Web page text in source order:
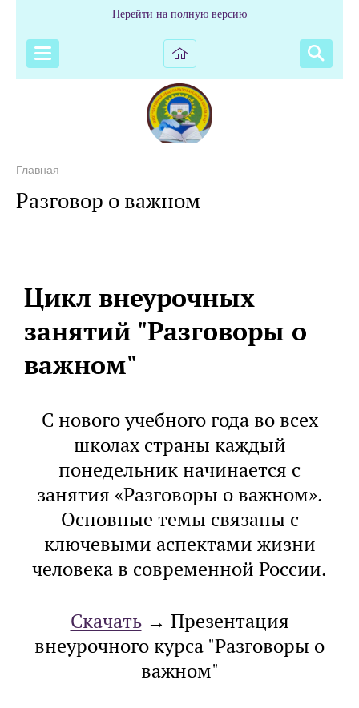
Перейти на полную версию
Главная
Разговор о важном
Цикл внеурочных
занятий "Разговоры о
важном"
С нового учебного года во всех
школах страны каждый
понедельник начинается с
занятия «Разговоры о важном».
Основные темы связаны с
ключевыми аспектами жизни
человека в современной России.
Скачать→ Презентация
внеурочного курса "Разговоры о
важном"